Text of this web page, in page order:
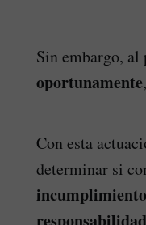
Sin embargo, al
oportunamente
Con esta
determinar si
incumplimiento
responsabilidad